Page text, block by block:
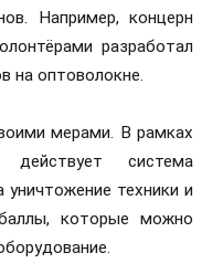
Например, концерн
разработал
на оптоволокне.
мерами. В рамках
система
техники и
которые можно